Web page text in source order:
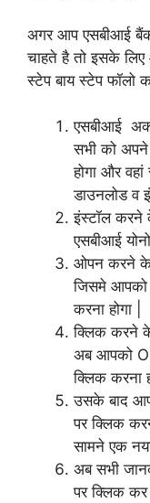
अगर आप एसबीआई
चाहते है तो इसके लिए
स्टेप बाय स्टेप फॉलो
एसबीआई
सभी को अपने
होगा और
डाउनलोड व
इंस्टॉल करने
एसबीआई
ओपन करने के
जिसमे
करना होगा |
क्लिक करने
अब आपको
क्लिक करना
उसके बाद
पर क्लिक
सामने एक
अब सभी
पर क्लिक कर